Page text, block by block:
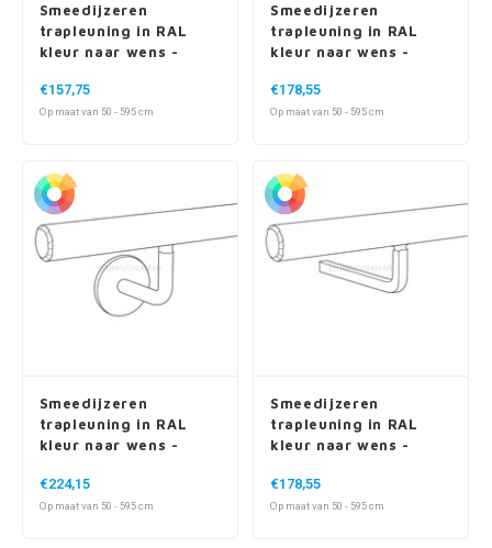
Smeedijzeren
trapleuning in RAL
kleur naar wens -
- incl. dragers TYPE 1
€157,75
Op maat van 50 - 595 cm
Smeedijzeren
trapleuning in RAL
kleur naar wens -
- incl. ronde dragers
€178,55
Op maat van 50 - 595 cm
Smeedijzeren
trapleuning in RAL
kleur naar wens -
- incl. ronde dragers -
met rozet
€224,15
Op maat van 50 - 595 cm
Smeedijzeren
trapleuning in RAL
kleur naar wens -
- incl. vierkante
dragers
€178,55
Op maat van 50 - 595 cm